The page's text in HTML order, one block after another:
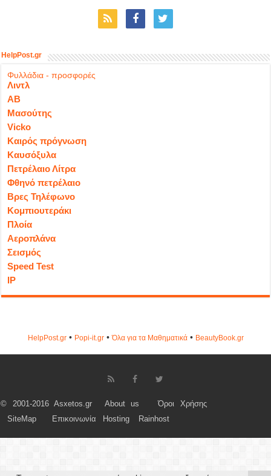
HelpPost.gr
Φυλλάδια - προσφορές
Λιντλ
ΑΒ
Μασούτης
Vicko
Καιρός πρόγνωση
Καυσόξυλα
Πετρέλαιο Λίτρα
Φθηνό πετρέλαιο
Βρες Τηλέφωνο
Κομπιουτεράκι
Πλοία
Αεροπλάνα
Σεισμός
Speed Test
IP
HelpPost.gr• Popi-it.gr•Όλα για τα Μαθηματικά• ΒeautyΒook.gr
© 2001-2016 Asxetos.gr About us
Όροι Χρήσης
SiteMap
Επικοινωνία Hosting Rainhost